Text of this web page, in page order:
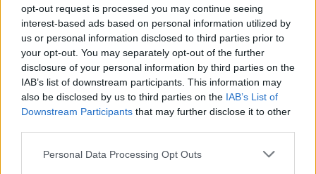
opt-out request is processed you may continue seeing
interest-based ads based on personal information utilized by
us or personal information disclosed to third parties prior to
your opt-out. You may separately opt-out of the further
disclosure of your personal information by third parties on the
IAB’s list of downstream participants. This information may
also be disclosed by us to third parties on the IAB’s List of
Downstream Participants that may further disclose it to other
Please note that this website/app uses one or more Google
Personal Data Processing Opt Outs
enKimi Antonelliterwijl McLaren al heeft
uitgesloten dat het Verstappen wil aantrekken. Bij
Ferrari liggen zowel
Charles Leclercals Hamilton
bovendien voor langere tijd vast.
Geruchten en Speculaties
Ondanks dat Verstappen tot eind 2028 een
contract bij Red Bull heeft, worden er al geruchten